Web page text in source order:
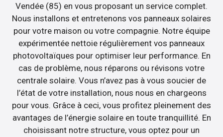
Vendée (85) en vous proposant un service complet.
Nous installons et entretenons vos panneaux solaires
pour votre maison ou votre compagnie. Notre équipe
expérimentée nettoie régulièrement vos panneaux
photovoltaïques pour optimiser leur performance. En
cas de problème, nous réparons ou révisons votre
centrale solaire. Vous n’avez pas à vous soucier de
l’état de votre installation, nous nous en chargeons
pour vous. Grâce à ceci, vous profitez pleinement des
avantages de l’énergie solaire en toute tranquillité. En
choisissant notre structure, vous optez pour un